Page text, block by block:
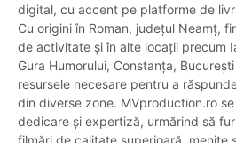
digital, cu accent pe platforme de
Cu origini în Roman, județul Neamț,
de activitate și în alte locații precum
Gura Humorului, Constanța,
resursele necesare pentru a
din diverse zone. MVproduction.ro
dedicare și expertiză, urmărind să
filmări de calitate superioară, menite